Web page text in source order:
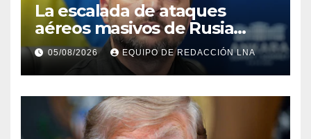
La escalada de ataques
aéreos masivos de Rusia
sobre Kiev y centros
energéticos eleva la tensión
en el conflicto ucraniano
05/08/2026 EQUIPO DE REDACCIÓN LNA